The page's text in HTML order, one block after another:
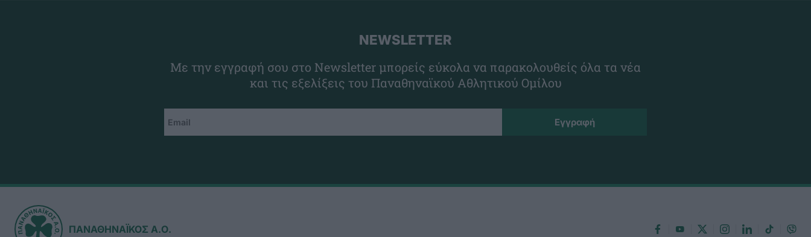
NEWSLETTER
Με την εγγραφή σου στο Newsletter μπορείς εύκολα να παρακολουθείς όλα τα νέα
και τις εξελίξεις του Παναθηναϊκού Αθλητικού Ομίλου
ΠΑΝΑΘΗΝΑΪΚΟΣ Α.Ο.